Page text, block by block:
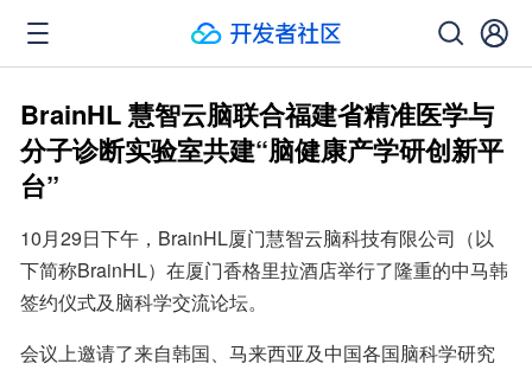
BrainHL 慧智云脑联合福建省精准医学与
分子诊断实验室共建“脑健康产学研创新平
台”
10月29日下午，BrainHL厦门慧智云脑科技有限公司（以
下简称BrainHL）在厦门香格里拉酒店举行了隆重的中马韩
签约仪式及脑科学交流论坛。
会议上邀请了来自韩国、马来西亚及中国各国脑科学研究